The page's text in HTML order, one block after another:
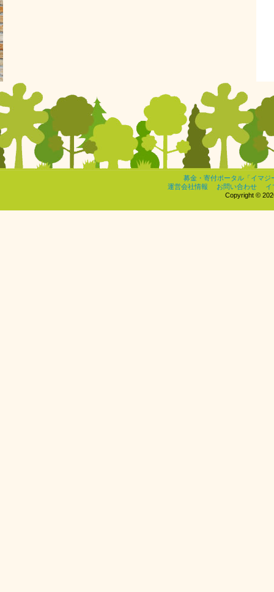
募金・寄付ポータル「イマジ
運営会社情報
お問い合わせ
イ
Copyright ©